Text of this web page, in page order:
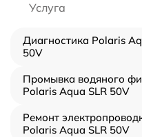
Услуга
Диагностика Polaris
50V
Промывка водяного
Polaris Aqua SLR 50V
Ремонт
Polaris Aqua SLR 50V